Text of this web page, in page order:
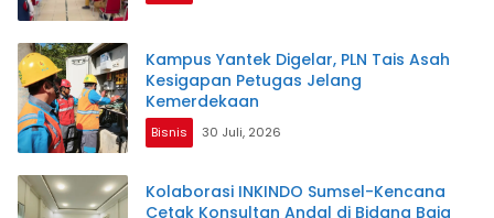
Kampus Yantek Digelar, PLN Tais Asah
Kesigapan Petugas Jelang
Kemerdekaan
Bisnis 30 Juli, 2026
Kolaborasi INKINDO Sumsel-Kencana
Cetak Konsultan Andal di Bidang Baja